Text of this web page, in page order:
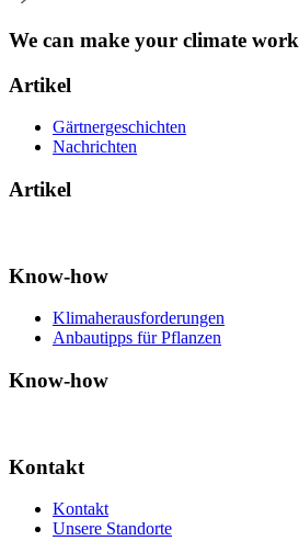
We can make your climate work
Artikel
Gärtnergeschichten
Nachrichten
Artikel
Know-how
Klimaherausforderungen
Anbautipps für Pflanzen
Know-how
Kontakt
Kontakt
Unsere Standorte